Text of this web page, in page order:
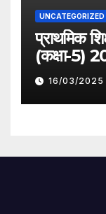
UNCATEGORIZED
प्राथमिक
(कक्षा-5)
16/03/2025